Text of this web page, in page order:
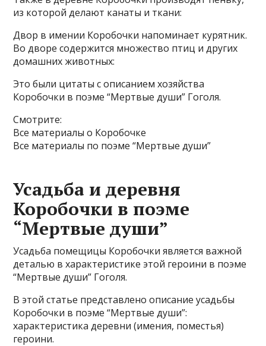
из которой делают канаты и ткани:
Двор в имении Коробочки напоминает курятник.
Во дворе содержится множество птиц и других
домашних животных:
Это были цитаты с описанием хозяйства
Коробочки в поэме “Мертвые души” Гоголя.
Смотрите:
Все материалы о Коробочке
Все материалы по поэме “Мертвые души”
Усадьба и деревня
Коробочки в поэме
“Мертвые души”
Усадьба помещицы Коробочки является важной
деталью в характеристике этой героини в поэме
“Мертвые души” Гоголя.
В этой статье представлено описание усадьбы
Коробочки в поэме “Мертвые души”:
характеристика деревни (имения, поместья)
героини.